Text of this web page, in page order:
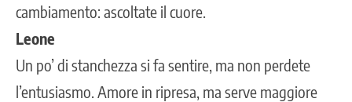
cambiamento: ascoltate il cuore.
Leone
Un po’ di stanchezza si fa sentire, ma non perdete
l’entusiasmo. Amore in ripresa, ma serve maggiore